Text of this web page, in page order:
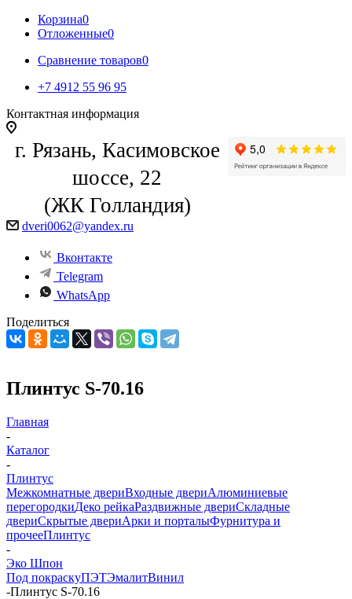
Корзина0
Отложенные0
Сравнение товаров0
+7 4912 55 96 95
Контактная информация
г. Рязань, Касимовское
шоссе, 22
(ЖК Голландия)
dveri0062@yandex.ru
Вконтакте
Telegram
WhatsApp
Поделиться
Плинтус S-70.16
Главная
-
Каталог
-
Плинтус
Межкомнатные двериВходные двериАлюминиевые
перегородкиДеко рейкаРаздвижные двериСкладные
двериСкрытые двериАрки и порталыФурнитура и
прочееПлинтус
-
Эко Шпон
Под покраскуПЭТЭмалитВинил
-Плинтус S-70.16